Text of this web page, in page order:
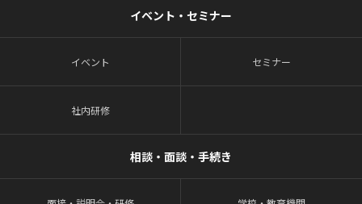
イベント・セミナー
イベント セミナー
社内研修
相談・面談・手続き